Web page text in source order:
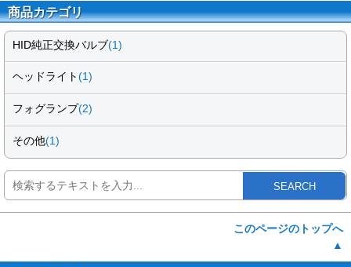
商品カテゴリ
HID純正交換バルブ(1)
ヘッドライト(1)
フォグランプ(2)
その他(1)
SEARCH
このページのトップへ
▲